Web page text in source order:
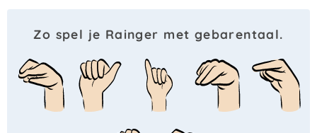
Zo spel je Rainger met gebarentaal.